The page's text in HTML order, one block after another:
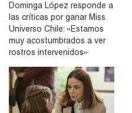
Dominga López responde a
las críticas por ganar Miss
Universo Chile: «Estamos
muy acostumbrados a ver
rostros intervenidos»